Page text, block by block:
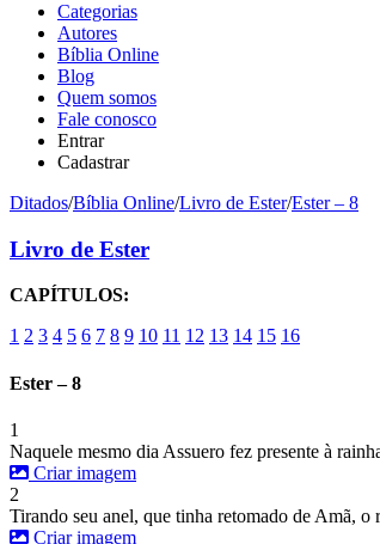
Categorias
Autores
Bíblia Online
Blog
Quem somos
Fale conosco
Entrar
Cadastrar
Ditados/Bíblia Online/Livro de Ester/Ester – 8
Livro de Ester
CAPÍTULOS:
1 2 3 4 5 6 7 8 9 10 11 12 13 14 15 16
Ester – 8
1
Naquele mesmo dia Assuero fez presente à
Criar imagem
2
Tirando seu anel, que tinha retomado de Amã,
Criar imagem